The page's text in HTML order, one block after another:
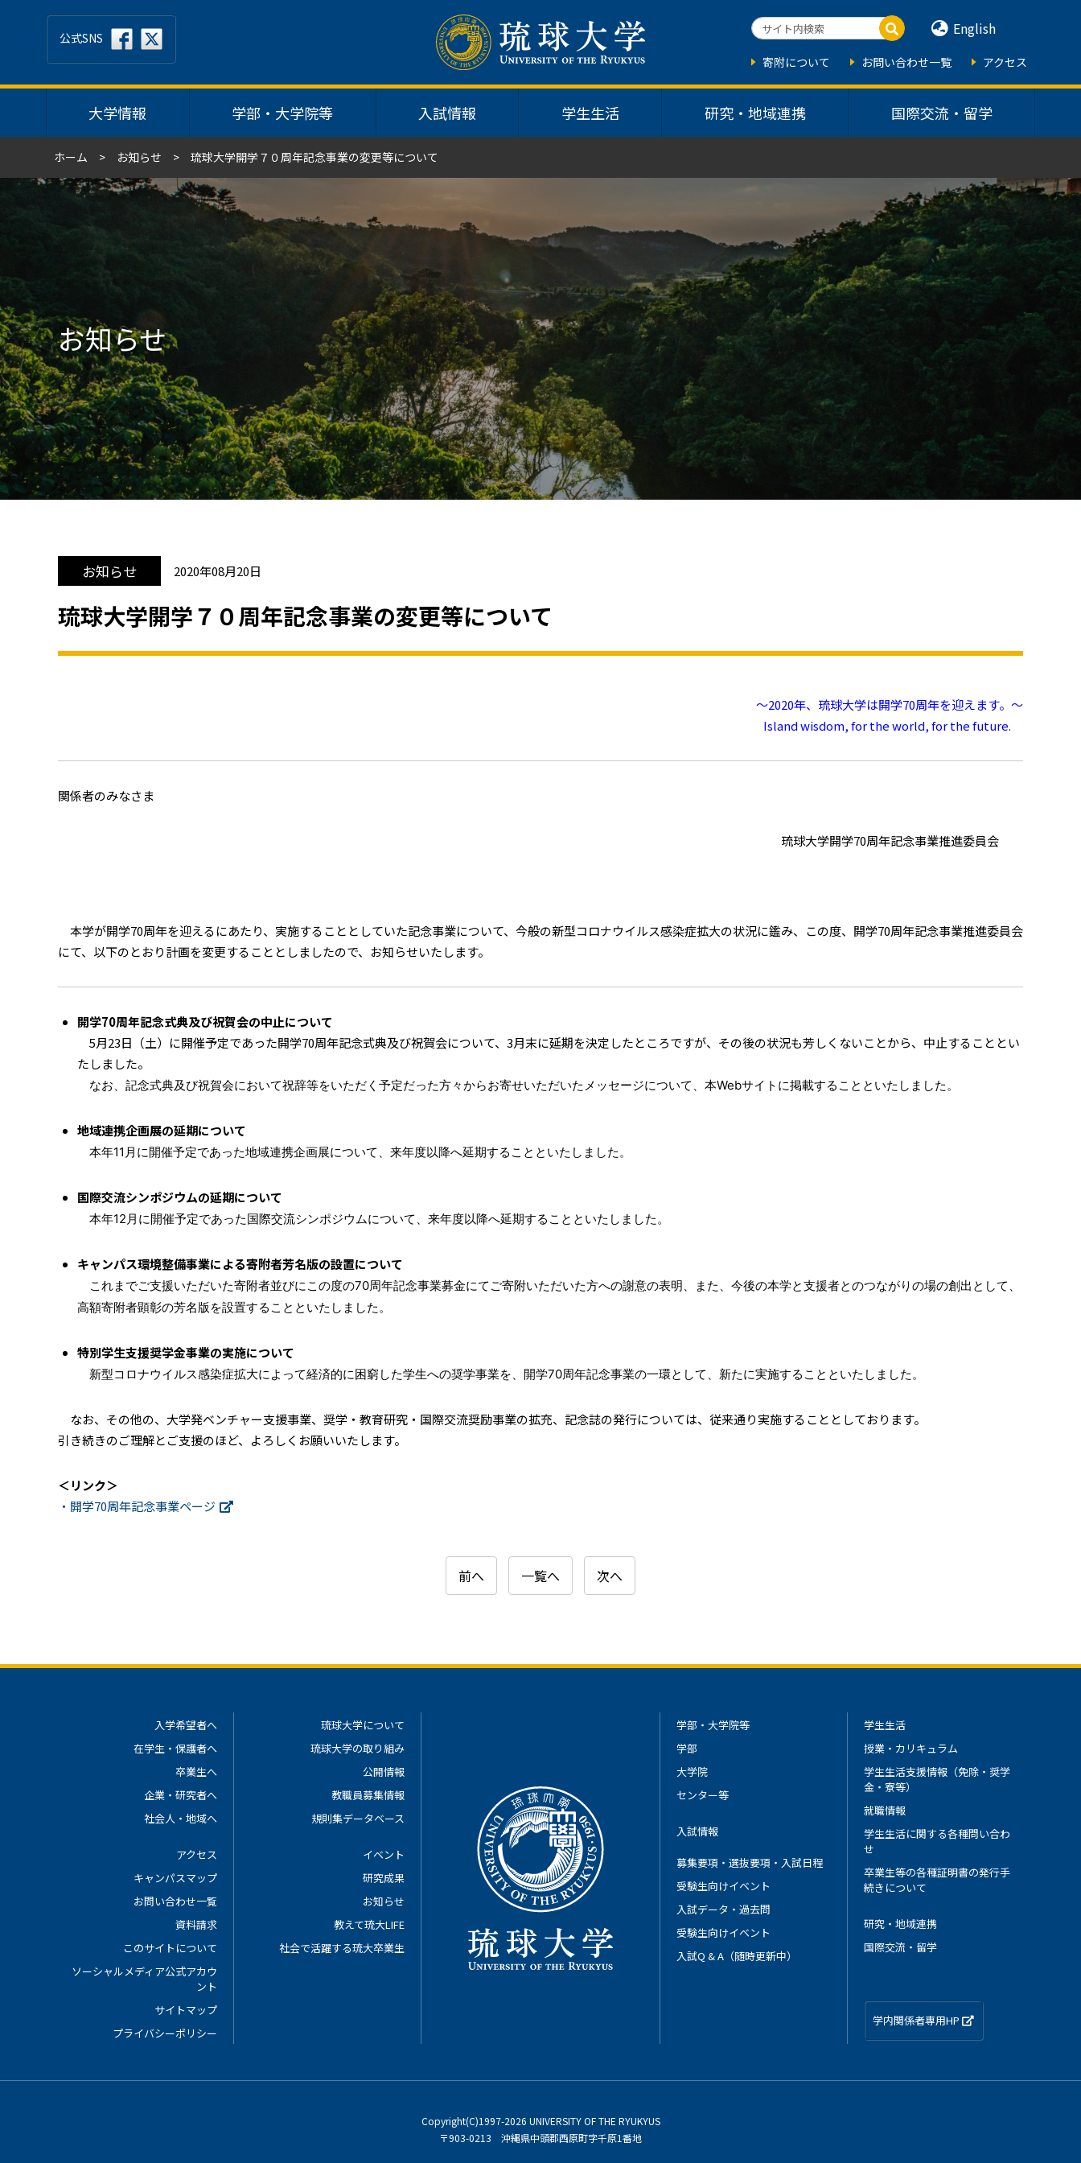
大学情報 学部・大学院等 入試情報 学生生活 研究・地域連携 国際交流・留学
公式SNS English
寄附について お問い合わせ一覧 アクセス
ホーム お知らせ 琉球大学開学７０周年記念事業の変更等について
お知らせ
お知らせ 2020年08月20日
琉球大学開学７０周年記念事業の変更等について
～2020年、琉球大学は開学70周年を迎えます。～
Island wisdom, for the world, for the future.
関係者のみなさま
琉球大学開学70周年記念事業推進委員会
本学が開学70周年を迎えるにあたり、実施することとしていた記念事業について、今般の新型コロナウイルス感染症拡大の状況に鑑み、この度、開学70周年記念事業推進委員会
にて、以下のとおり計画を変更することとしましたので、お知らせいたします。
開学70周年記念式典及び祝賀会の中止について
5月23日（土）に開催予定であった開学70周年記念式典及び祝賀会について、3月末に延期を決定したところですが、その後の状況も芳しくないことから、中止することとい
たしました。
なお、記念式典及び祝賀会において祝辞等をいただく予定だった方々からお寄せいただいたメッセージについて、本Webサイトに掲載することといたしました。
地域連携企画展の延期について
本年11月に開催予定であった地域連携企画展について、来年度以降へ延期することといたしました。
国際交流シンポジウムの延期について
本年12月に開催予定であった国際交流シンポジウムについて、来年度以降へ延期することといたしました。
キャンパス環境整備事業による寄附者芳名版の設置について
これまでご支援いただいた寄附者並びにこの度の70周年記念事業募金にてご寄附いただいた方への謝意の表明、また、今後の本学と支援者とのつながりの場の創出として、
高額寄附者顕彰の芳名版を設置することといたしました。
特別学生支援奨学金事業の実施について
新型コロナウイルス感染症拡大によって経済的に困窮した学生への奨学事業を、開学70周年記念事業の一環として、新たに実施することといたしました。
なお、その他の、大学発ベンチャー支援事業、奨学・教育研究・国際交流奨励事業の拡充、記念誌の発行については、従来通り実施することとしております。
引き続きのご理解とご支援のほど、よろしくお願いいたします。
＜リンク＞
・開学70周年記念事業ページ
前へ 一覧へ 次へ
入学希望者へ
在学生・保護者へ
卒業生へ
企業・研究者へ
社会人・地域へ
アクセス
キャンパスマップ
お問い合わせ一覧
資料請求
このサイトについて
ソーシャルメディア公式アカウ
ント
サイトマップ
プライバシーポリシー
琉球大学について
琉球大学の取り組み
公開情報
教職員募集情報
規則集データベース
イベント
研究成果
お知らせ
教えて琉大LIFE
社会で活躍する琉大卒業生
学部・大学院等
学部
大学院
センター等
入試情報
募集要項・選抜要項・入試日程
受験生向けイベント
入試データ・過去問
受験生向けイベント
入試Q & A（随時更新中）
学生生活
授業・カリキュラム
学生生活支援情報（免除・奨学
金・寮等）
就職情報
学生生活に関する各種問い合わ
せ
卒業生等の各種証明書の発行手
続きについて
研究・地域連携
国際交流・留学
学内関係者専用HP
Copyright(C)1997-2026 UNIVERSITY OF THE RYUKYUS
〒903-0213 沖縄県中頭郡西原町字千原1番地